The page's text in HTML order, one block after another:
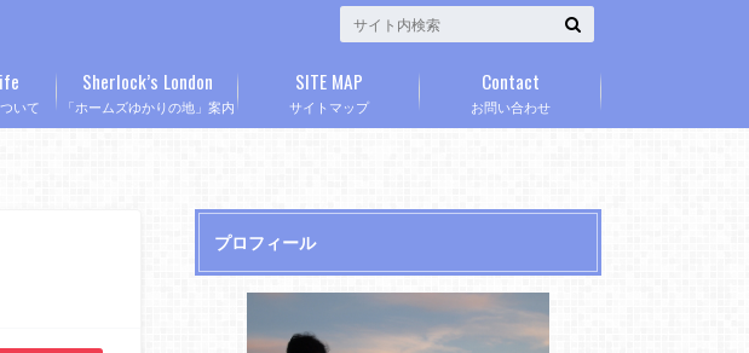
いて 「ホームズゆかりの地」案内
Sherlock’s London
サイトマップ
SITE MAP
お問い合わせ
Contact
プロフィール